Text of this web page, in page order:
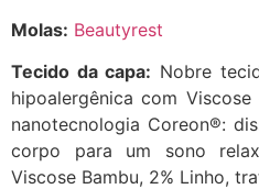
Molas: Beautyrest
Tecido da capa: Nobre
hipoalergênica com
nanotecnologia Coreon®:
corpo para um sono
Viscose Bambu, 2% Linho,